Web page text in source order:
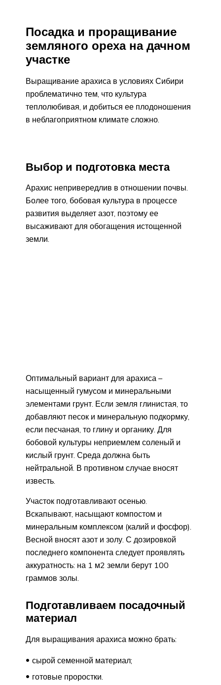
Посадка и проращивание
земляного ореха на дачном
участке
Выращивание арахиса в условиях Сибири
проблематично тем, что культура
теплолюбивая, и добиться ее плодоношения
в неблагоприятном климате сложно.
Выбор и подготовка места
Арахис непривередлив в отношении почвы.
Более того, бобовая культура в процессе
развития выделяет азот, поэтому ее
высаживают для обогащения истощенной
земли.
Оптимальный вариант для арахиса –
насыщенный гумусом и минеральными
элементами грунт. Если земля глинистая, то
добавляют песок и минеральную подкормку,
если песчаная, то глину и органику. Для
бобовой культуры неприемлем соленый и
кислый грунт. Среда должна быть
нейтральной. В противном случае вносят
известь.
Участок подготавливают осенью.
Вскапывают, насыщают компостом и
минеральным комплексом (калий и фосфор).
Весной вносят азот и золу. С дозировкой
последнего компонента следует проявлять
аккуратность: на 1 м2 земли берут 100
граммов золы.
Подготавливаем посадочный
материал
Для выращивания арахиса можно брать:
сырой семенной материал;
готовые проростки.